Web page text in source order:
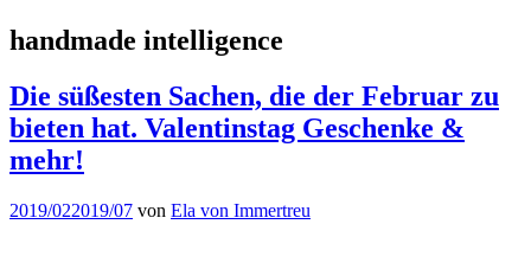
handmade intelligence
Die
süßesten
Sachen,
die
der
zu
Die süßesten Sachen, die der Februar zu
bieten hat. Valentinstag Geschenke &
mehr!
2019/022019/07 von Ela von Immertreu